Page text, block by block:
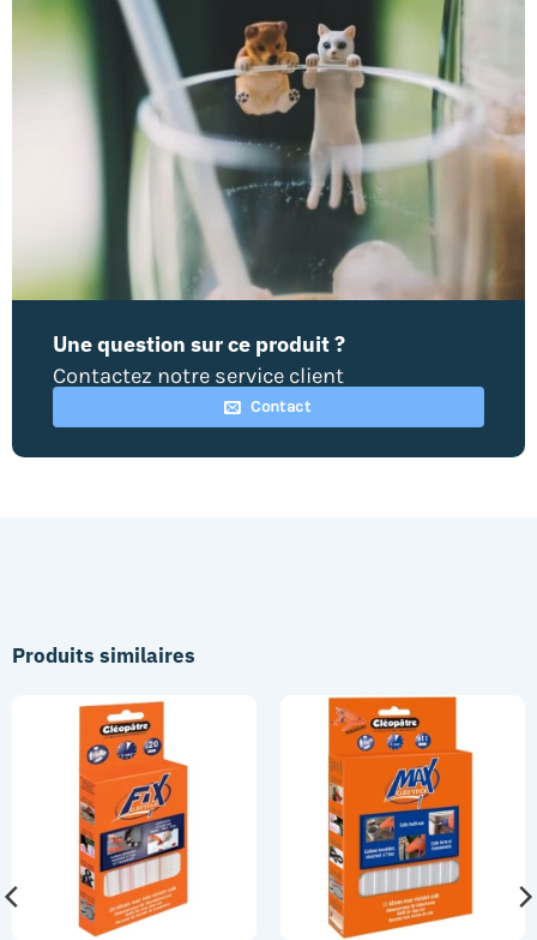
Une question sur ce produit ?
Contactez notre service client
Contact
Produits similaires